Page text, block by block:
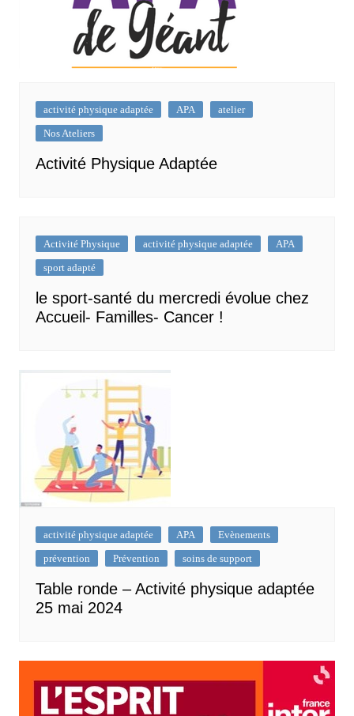
activité physique adaptée APA
atelier
Nos Ateliers
Activité Physique Adaptée
Activité Physique activité physique adaptée
APA
sport adapté
le sport-santé du mercredi évolue chez
Accueil- Familles- Cancer !
activité physique adaptée APA
Evènements
prévention
Prévention soins de support
Table ronde – Activité physique adaptée
25 mai 2024